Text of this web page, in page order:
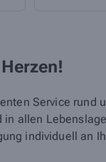
Service
allen
individuell an